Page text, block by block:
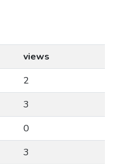
views
2
3
0
3